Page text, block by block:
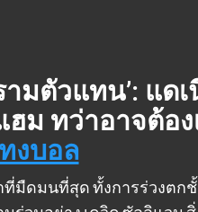
มตัวแทน’: แด
ฮม ทว่าอาจต้อ
งบอล
มืดมนที่สุด ทั้งการร่วงตก